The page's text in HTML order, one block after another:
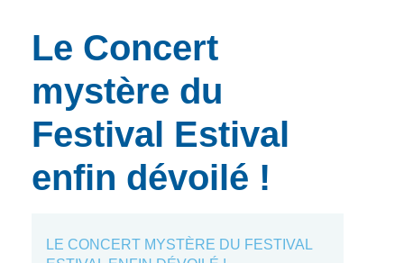
et d’animations
Le Concert
mystère du
Festival Estival
enfin dévoilé !
LE CONCERT MYSTÈRE DU FESTIVAL